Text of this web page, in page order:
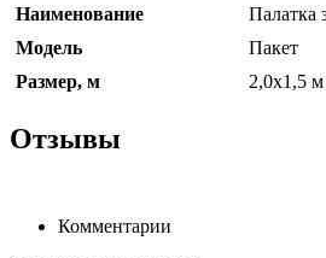
Наименование
Палатка
Модель
Пакет
Размер, м
2,0х1,5 м
Отзывы
Комментарии